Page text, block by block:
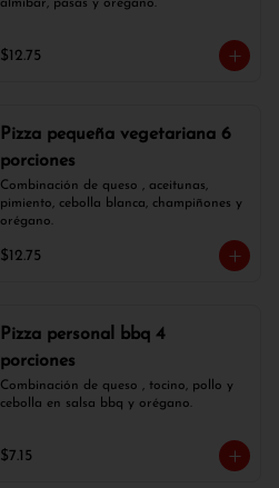
almíbar, pasas y orégano.
$12.75
Pizza pequeña vegetariana 6
porciones
Combinación de queso , aceitunas,
pimiento, cebolla blanca, champiñones y
orégano.
$12.75
Pizza personal bbq 4
porciones
Combinación de queso , tocino, pollo y
cebolla en salsa bbq y orégano.
$7.15